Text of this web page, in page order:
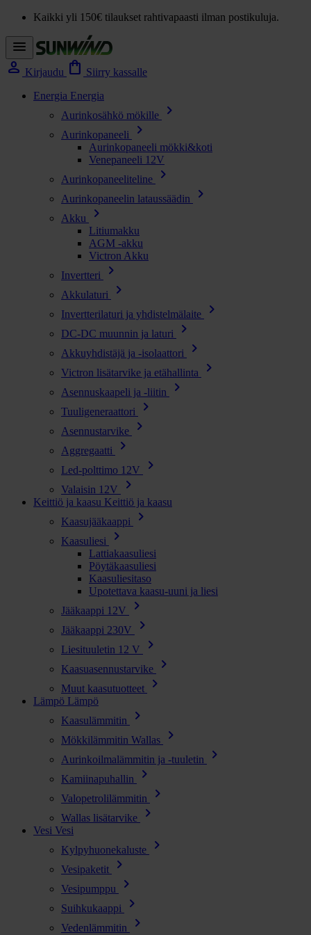
Kaikki yli 150€ tilaukset rahtivapaasti ilman postikuluja.
menu
person Kirjaudu shopping_bag Siirry kassalle
Energia Energia
Aurinkosähkö mökille
chevron_right
Aurinkopaneeli chevron_right
Aurinkopaneeli mökki&koti
Venepaneeli 12V
Aurinkopaneeliteline
chevron_right
Aurinkopaneelin lataussäädin chevron_right
Akku chevron_right
Litiumakku
AGM -akku
Victron Akku
Invertteri
chevron_right
Akkulaturi chevron_right
Invertterilaturi ja yhdistelmälaite chevron_right
DC-DC muunnin ja laturi chevron_right
Akkuyhdistäjä ja -isolaattori chevron_right
Victron lisätarvike ja etähallinta chevron_right
Asennuskaapeli ja -liitin chevron_right
Tuuligeneraattori chevron_right
Asennustarvike chevron_right
Aggregaatti chevron_right
Led-polttimo 12V chevron_right
Valaisin 12V chevron_right
Keittiö ja kaasu Keittiö ja kaasu
Kaasujääkaappi
chevron_right
Kaasuliesi chevron_right
Lattiakaasuliesi
Pöytäkaasuliesi
Kaasuliesitaso
Upotettava kaasu-uuni ja liesi
Jääkaappi 12V
chevron_right
Jääkaappi 230V chevron_right
Liesituuletin 12 V chevron_right
Kaasuasennustarvike chevron_right
Muut kaasutuotteet chevron_right
Lämpö Lämpö
Kaasulämmitin
chevron_right
Mökkilämmitin Wallas chevron_right
Aurinkoilmalämmitin ja -tuuletin chevron_right
Kamiinapuhallin chevron_right
Valopetrolilämmitin chevron_right
Wallas lisätarvike chevron_right
Vesi Vesi
Kylpyhuonekaluste
chevron_right
Vesipaketit chevron_right
Vesipumppu chevron_right
Suihkukaappi chevron_right
Vedenlämmitin chevron_right